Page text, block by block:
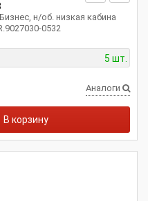
н/об. низкая кабина
0532
5 шт.
Аналоги
В корзину